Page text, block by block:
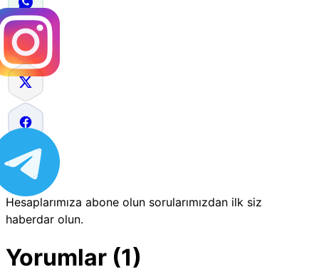
Hesaplarımıza abone olun sorularımızdan ilk siz
haberdar olun.
Yorumlar (1)